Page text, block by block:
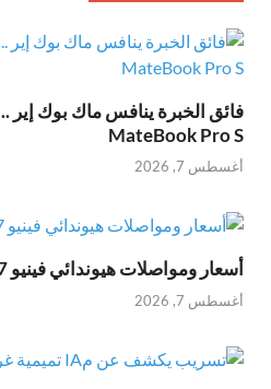
فائق الخبرة ينافس ماك بوك
MateBook Pro S
أغسطس 7, 2026
أسعار ومواصلات هيوندائي فينيو 2027 في السوق السعودي
أغسطس 7, 2026